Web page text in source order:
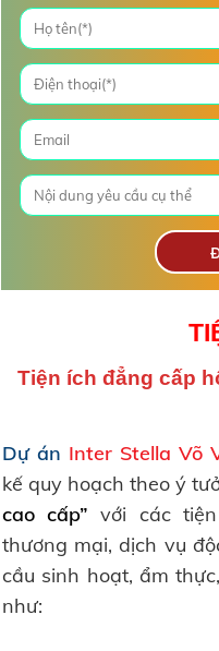
Tiện ích đẳng cấp
Dự án Inter Stella Võ
kế quy hoạch theo ý
cao cấp” với các
thương mại, dịch vụ
cầu sinh hoạt, ẩm
như: